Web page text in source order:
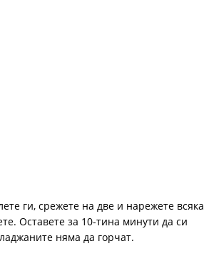
ги, срежете на две и нарежете всяка
Оставете за 10-тина минути да си
няма да горчат.